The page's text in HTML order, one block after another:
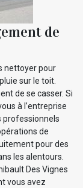
de
nettoyer pour
sur le toit.
de se casser. Si
à l’entreprise
professionnels
de
pour des
les alentours.
Des Vignes
vous avez